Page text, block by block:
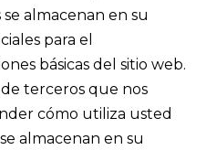
se almacenan en su
para el
básicas del sitio web.
terceros que nos
cómo utiliza usted
almacenan en su